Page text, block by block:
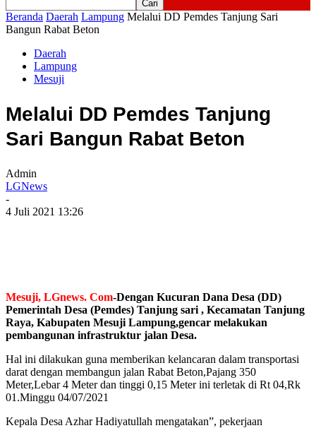
Beranda Daerah Lampung Melalui DD Pemdes Tanjung Sari
Bangun Rabat Beton
Daerah
Lampung
Mesuji
Melalui DD Pemdes Tanjung
Sari Bangun Rabat Beton
Admin
LGNews
-
4 Juli 2021 13:26
Mesuji, LGnews. Com-Dengan Kucuran Dana Desa (DD)
Pemerintah Desa (Pemdes) Tanjung sari , Kecamatan Tanjung
Raya, Kabupaten Mesuji Lampung,gencar melakukan
pembangunan infrastruktur jalan Desa.
Hal ini dilakukan guna memberikan kelancaran dalam transportasi
darat dengan membangun jalan Rabat Beton,Pajang 350
Meter,Lebar 4 Meter dan tinggi 0,15 Meter ini terletak di Rt 04,Rk
01.Minggu 04/07/2021
Kepala Desa Azhar Hadiyatullah mengatakan”, pekerjaan